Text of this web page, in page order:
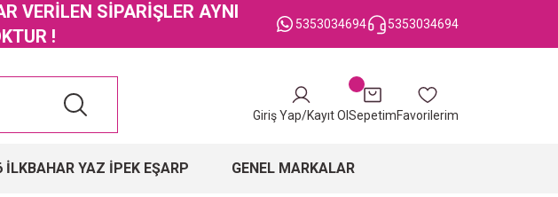
VERİLEN SİPARİŞLER AYNI
!
5353034694 5353034694
Giriş Yap/Kayıt Ol SepetimFavorilerim
İLKBAHAR YAZ İPEK EŞARP GENEL MARKALAR